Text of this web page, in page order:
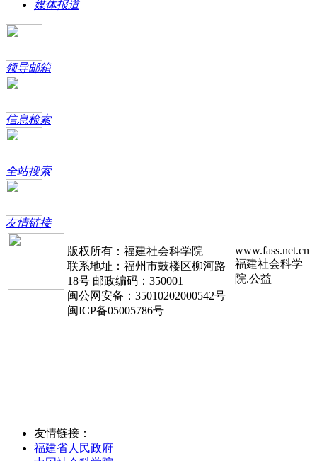
媒体报道
领导邮箱
信息检索
全站搜索
友情链接
版权所有：福建社会科学院
联系地址：福州市鼓楼区柳河路
18号 邮政编码：350001
闽公网安备：35010202000542号
闽ICP备05005786号
www.fass.net.cn
福建社会科学
院.公益
友情链接：
福建省人民政府